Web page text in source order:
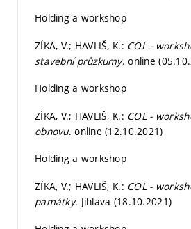
Holding a workshop
ZÍKA, V.; HAVLIŠ, K.: COL -
stavební průzkumy. online
Holding a workshop
ZÍKA, V.; HAVLIŠ, K.: COL -
obnovu. online (12.10.2021)
Holding a workshop
ZÍKA, V.; HAVLIŠ, K.: COL -
památky. Jihlava (18.10.2021)